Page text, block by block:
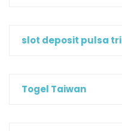
slot deposit pulsa tri
Togel Taiwan